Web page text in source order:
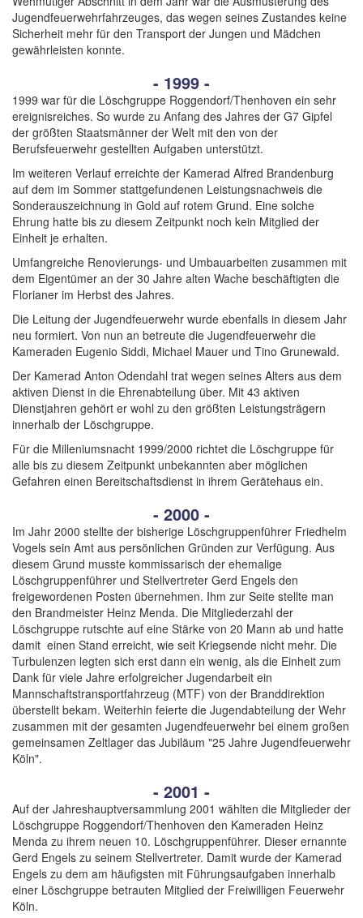
Jugendfeuerwehrfahrzeuges, das wegen seines Zustandes keine
Sicherheit mehr für den Transport der Jungen und Mädchen
gewährleisten konnte.
- 1999 -
1999 war für die Löschgruppe Roggendorf/Thenhoven ein sehr
ereignisreiches. So wurde zu Anfang des Jahres der G7 Gipfel
der größten Staatsmänner der Welt mit den von der
Berufsfeuerwehr gestellten Aufgaben unterstützt.
Im weiteren Verlauf erreichte der Kamerad Alfred Brandenburg
auf dem im Sommer stattgefundenen Leistungsnachweis die
Sonderauszeichnung in Gold auf rotem Grund. Eine solche
Ehrung hatte bis zu diesem Zeitpunkt noch kein Mitglied der
Einheit je erhalten.
Umfangreiche Renovierungs- und Umbauarbeiten zusammen mit
dem Eigentümer an der 30 Jahre alten Wache beschäftigten die
Florianer im Herbst des Jahres.
Die Leitung der Jugendfeuerwehr wurde ebenfalls in diesem Jahr
neu formiert. Von nun an betreute die Jugendfeuerwehr die
Kameraden Eugenio Siddi, Michael Mauer und Tino Grunewald.
Der Kamerad Anton Odendahl trat wegen seines Alters aus dem
aktiven Dienst in die Ehrenabteilung über. Mit 43 aktiven
Dienstjahren gehört er wohl zu den größten Leistungsträgern
innerhalb der Löschgruppe.
Für die Milleniumsnacht 1999/2000 richtet die Löschgruppe für
alle bis zu diesem Zeitpunkt unbekannten aber möglichen
Gefahren einen Bereitschaftsdienst in ihrem Gerätehaus ein.
- 2000 -
Im Jahr 2000 stellte der bisherige Löschgruppenführer Friedhelm
Vogels sein Amt aus persönlichen Gründen zur Verfügung. Aus
diesem Grund musste kommissarisch der ehemalige
Löschgruppenführer und Stellvertreter Gerd Engels den
freigewordenen Posten übernehmen. Ihm zur Seite stellte man
den Brandmeister Heinz Menda. Die Mitgliederzahl der
Löschgruppe rutschte auf eine Stärke von 20 Mann ab und hatte
damit einen Stand erreicht, wie seit Kriegsende nicht mehr. Die
Turbulenzen legten sich erst dann ein wenig, als die Einheit zum
Dank für viele Jahre erfolgreicher Jugendarbeit ein
Mannschaftstransportfahrzeug (MTF) von der Branddirektion
überstellt bekam. Weiterhin feierte die Jugendabteilung der Wehr
zusammen mit der gesamten Jugendfeuerwehr bei einem großen
gemeinsamen Zeltlager das Jubiläum "25 Jahre Jugendfeuerwehr
Köln".
- 2001 -
Auf der Jahreshauptversammlung 2001 wählten die Mitglieder der
Löschgruppe Roggendorf/Thenhoven den Kameraden Heinz
Menda zu ihrem neuen 10. Löschgruppenführer. Dieser ernannte
Gerd Engels zu seinem Stellvertreter. Damit wurde der Kamerad
Engels zu dem am häufigsten mit Führungsaufgaben innerhalb
einer Löschgruppe betrauten Mitglied der Freiwilligen Feuerwehr
Köln.